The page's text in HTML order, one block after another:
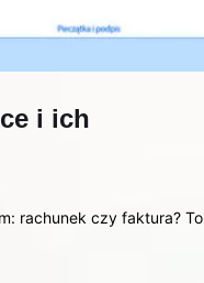
i ich
rachunek czy faktura? To